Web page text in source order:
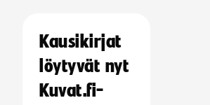
Kausikirjat
löytyvät nyt
Kuvat.fi-